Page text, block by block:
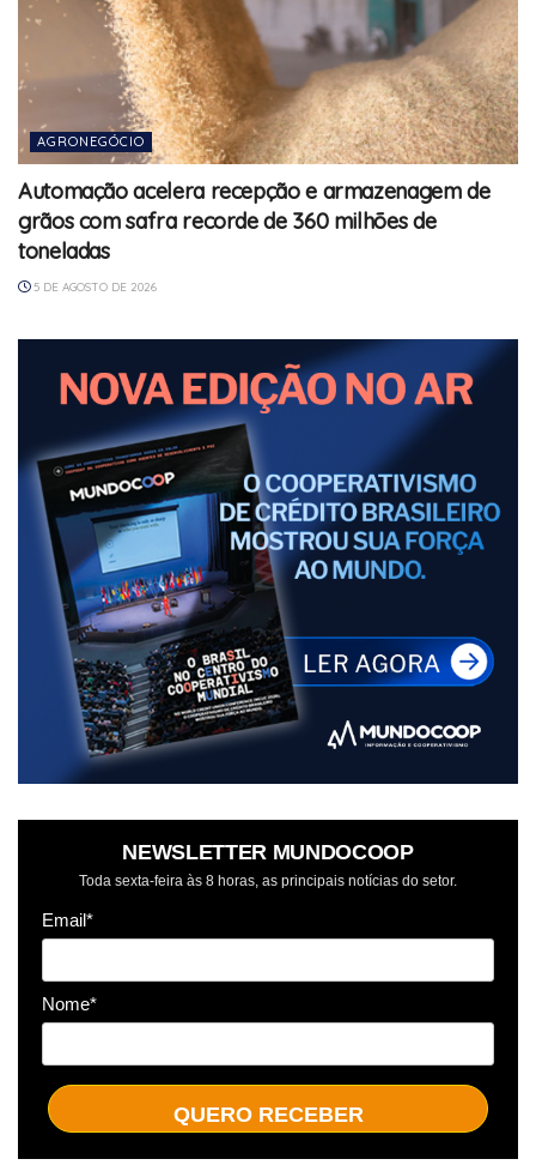
AGRONEGÓCIO
Automação acelera recepção e armazenagem de
grãos com safra recorde de 360 milhões de
toneladas
5 DE AGOSTO DE 2026
NEWSLETTER MUNDOCOOP
Toda sexta-feira às 8 horas, as principais notícias do setor.
Email*
Nome*
QUERO RECEBER